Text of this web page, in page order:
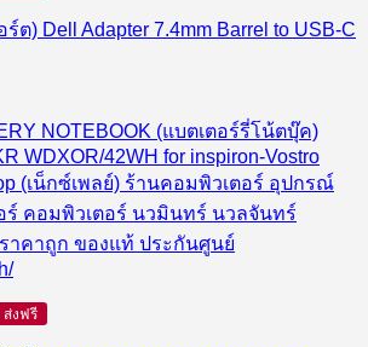
ต) Dell Adapter 7.4mm Barrel to USB-C
ส่งฟรี